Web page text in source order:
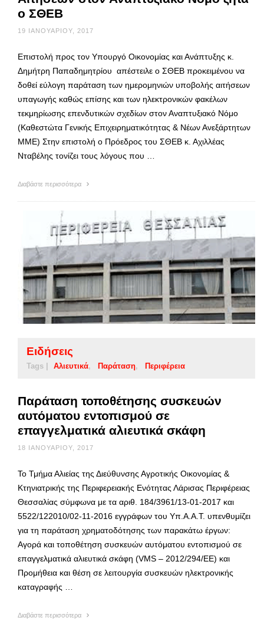
ο ΣΘΕΒ
19 ΙΑΝΟΥΑΡΊΟΥ, 2017
Επιστολή προς τον Υπουργό Οικονομίας και Ανάπτυξης κ.
Δημήτρη Παπαδημητρίου απέστειλε ο ΣΘΕΒ προκειμένου να
δοθεί εύλογη παράταση των ημερομηνιών υποβολής αιτήσεων
υπαγωγής καθώς επίσης και των ηλεκτρονικών φακέλων
τεκμηρίωσης επενδυτικών σχεδίων στον Αναπτυξιακό Νόμο
(Καθεστώτα Γενικής Επιχειρηματικότητας & Νέων Ανεξάρτητων
ΜΜΕ) Στην επιστολή ο Πρόεδρος του ΣΘΕΒ κ. Αχιλλέας
Νταβέλης τονίζει τους λόγους που …
Διαβάστε περισσότερα
Ειδήσεις
Tags | Αλιευτικά Παράταση Περιφέρεια
Παράταση τοποθέτησης συσκευών
αυτόματου εντοπισμού σε
επαγγελματικά αλιευτικά σκάφη
18 ΙΑΝΟΥΑΡΊΟΥ, 2017
Το Τμήμα Αλιείας της Διεύθυνσης Αγροτικής Οικονομίας &
Κτηνιατρικής της Περιφερειακής Ενότητας Λάρισας Περιφέρειας
Θεσσαλίας σύμφωνα με τα αριθ. 184/3961/13-01-2017 και
5522/122010/02-11-2016 εγγράφων του Υπ.Α.Α.Τ. υπενθυμίζει
για τη παράταση χρηματοδότησης των παρακάτω έργων:
Αγορά και τοποθέτηση συσκευών αυτόματου εντοπισμού σε
επαγγελματικά αλιευτικά σκάφη (VMS – 2012/294/EE) και
Προμήθεια και θέση σε λειτουργία συσκευών ηλεκτρονικής
καταγραφής …
Διαβάστε περισσότερα